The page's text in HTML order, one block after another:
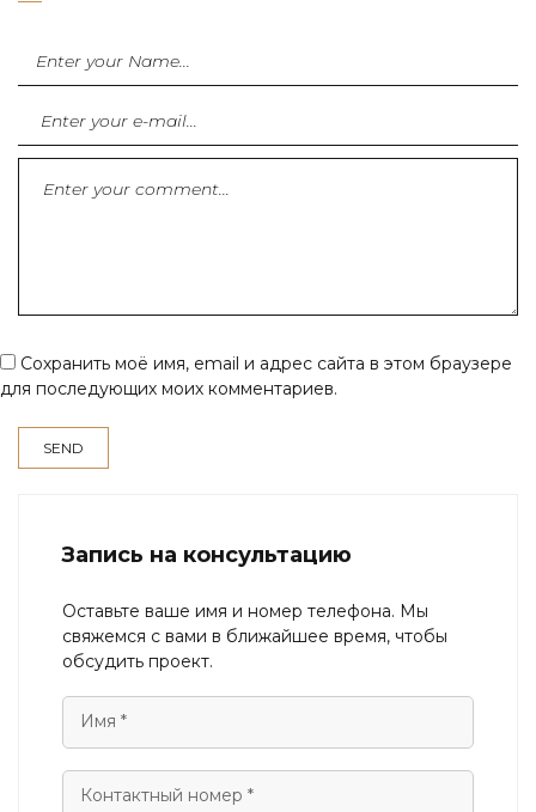
Сохранить моё имя, email и адрес сайта в этом браузере
для последующих моих комментариев.
Запись на консультацию
Оставьте ваше имя и номер телефона. Мы
свяжемся с вами в ближайшее время, чтобы
обсудить проект.